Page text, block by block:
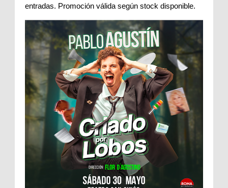
entradas. Promoción válida según stock disponible.